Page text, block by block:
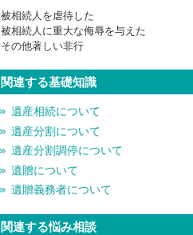
被相続人を虐待した
被相続人に重大な侮辱を与えた
その他著しい非行
関連する基礎知識
遺産相続について
遺産分割について
遺産分割調停について
遺贈について
遺贈義務者について
関連する悩み相談